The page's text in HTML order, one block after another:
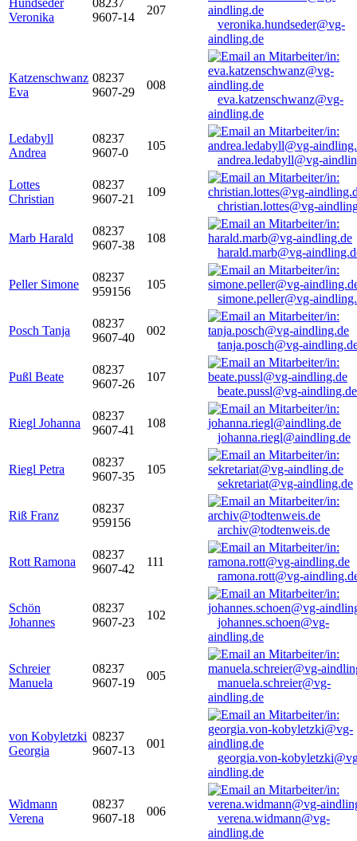
Hundseder
Veronika
08237
9607-14
207
veronika.hundseder@vg-
aindling.de
Katzenschwanz
Eva
08237
9607-29
008
eva.katzenschwanz@vg-
aindling.de
Ledabyll
Andrea
08237
9607-0
105
andrea.ledabyll@vg-
Lottes
Christian
08237
9607-21
109
christian.lottes@vg-
Marb Harald
08237
9607-38
108
harald.marb@vg-
Peller Simone
08237
959156
105
simone.peller@vg-
Posch Tanja
08237
9607-40
002
tanja.posch@vg-
Pußl Beate
08237
9607-26
107
beate.pussl@vg-aindling.de
Riegl Johanna
08237
9607-41
108
johanna.riegl@aindling.de
Riegl Petra
08237
9607-35
105
sekretariat@vg-aindling.de
Riß Franz
08237
959156
archiv@todtenweis.de
Rott Ramona
08237
9607-42
111
ramona.rott@vg-
Schön
Johannes
08237
9607-23
102
johannes.schoen@vg-
aindling.de
Schreier
Manuela
08237
9607-19
005
manuela.schreier@vg-
aindling.de
von Kobyletzki
Georgia
08237
9607-13
001
georgia.von-
aindling.de
Widmann
Verena
08237
9607-18
006
verena.widmann@vg-
aindling.de